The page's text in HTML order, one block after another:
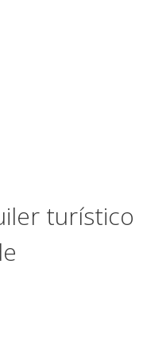
turístico